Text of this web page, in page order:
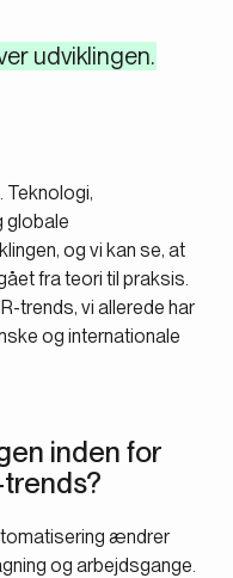
udviklingen.
Teknologi,
globale
og vi kan se, at
fra teori til praksis.
trends, vi allerede har
og internationale
inden for
ændrer
og arbejdsgange.